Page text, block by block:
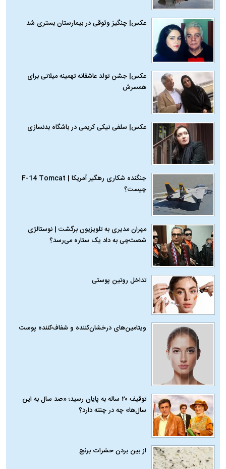
عکس| چنگیز وثوقی در بیمارستان بستری شد
عکس| جشن تولد عاشقانه تهمینه میلانی برای
همسرش
عکس| سلفی نیکی کریمی در باشگاه بدنسازی
جنگنده شکاری رهگیر آمریکا | F-14 Tomcat
چیست؟
مهران مدیری به تلویزیون برگشت | نوستالژی
شصت‌چی به داد یک ستاره می‌رسد؟
تداخل روتین پوستی
ویتامین‌های درخشان‌کننده و شفاف‌کننده پوست
توقیف ۲۰ ساله به پایان رسید؛ «صد سال به این
سال‌ها» چه در چنته دارد؟
از بین بردن حشرات برنج